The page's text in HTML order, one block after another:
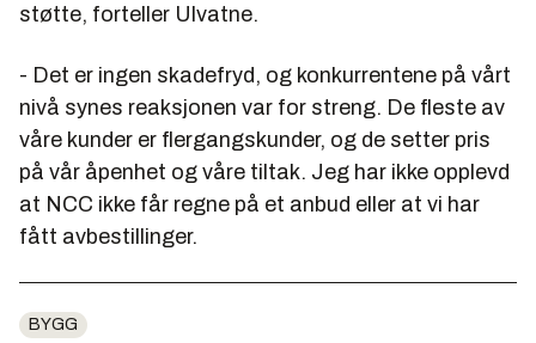
støtte, forteller Ulvatne.
- Det er ingen skadefryd, og konkurrentene på vårt
nivå synes reaksjonen var for streng. De fleste av
våre kunder er flergangskunder, og de setter pris
på vår åpenhet og våre tiltak. Jeg har ikke opplevd
at NCC ikke får regne på et anbud eller at vi har
fått avbestillinger.
BYGG